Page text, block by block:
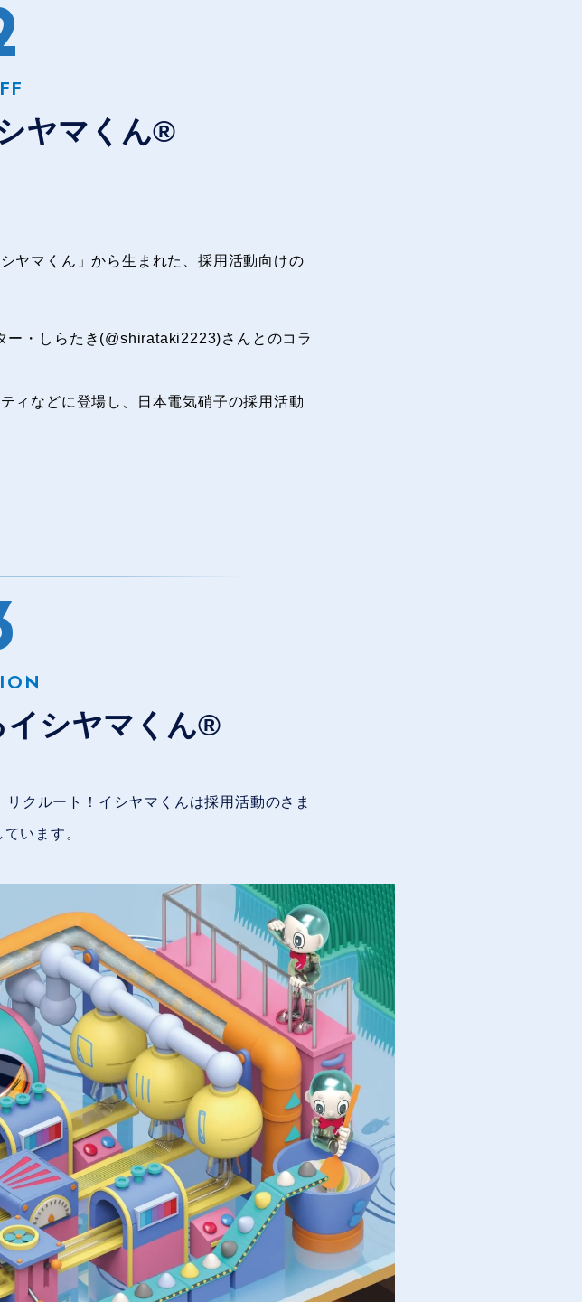
ヤマくん®
ヤマくん」から生まれた、採用活動向けの
・ しらたき(@shirataki2223)さん とのコラ
ィなどに登場し、日本電気硝子の採用活動
イシヤマくん®
クルート！イシヤマくんは採用活動のさま
います。